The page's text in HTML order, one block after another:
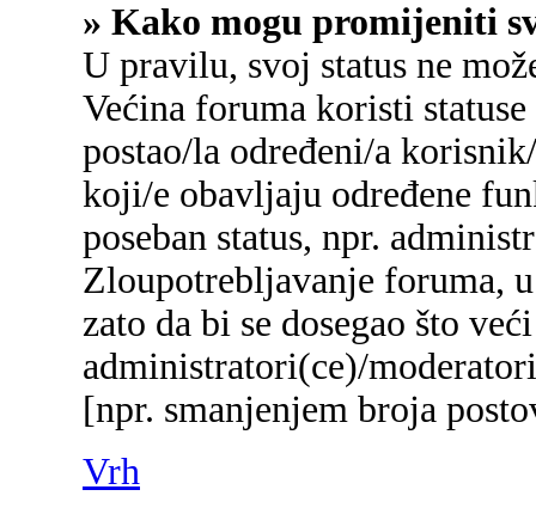
» Kako mogu promijeniti
U pravilu, svoj status ne
Većina foruma koristi
postao/la određeni/a
koji/e obavljaju određene
poseban status, npr.
Zloupotrebljavanje foruma,
zato da bi se dosegao što
administratori(ce)/
[npr. smanjenjem broja
Vrh